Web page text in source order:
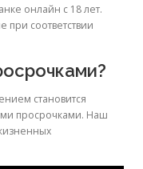
онлайн с 18 лет.
соответствии
становится
просрочками. Наш